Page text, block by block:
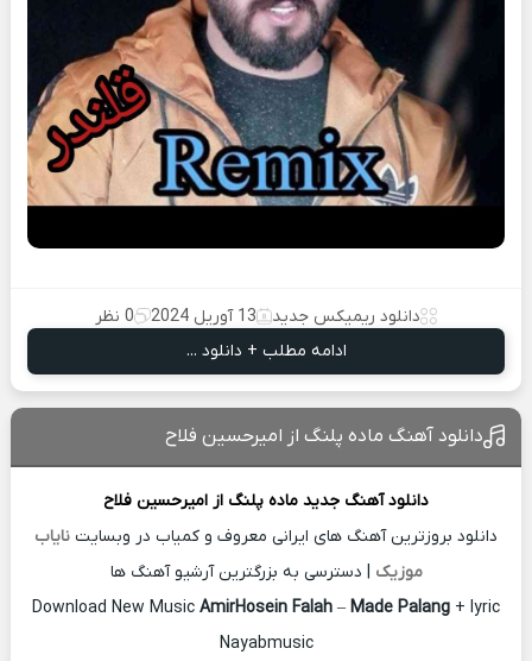
دانلود ریمیکس جدید 13 آوریل 2024
0 نظر
ادامه مطلب + دانلود ...
دانلود آهنگ ماده پلنگ از امیرحسین فلاح
دانلود آهنگ جدید ماده پلنگ از امیرحسین فلاح
دانلود بروزترین آهنگ های ایرانی معروف و کمیاب در وبسایت نایاب
موزیک | دسترسی به بزرگترین آرشیو آهنگ ها
Download New Music AmirHosein Falah – Made Palang + lyric
Nayabmusic